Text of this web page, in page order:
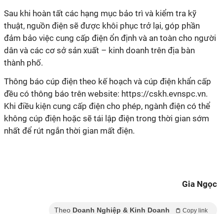
Sau khi hoàn tất các hạng mục bảo trì và kiểm tra kỹ
thuật, nguồn điện sẽ được khôi phục trở lại, góp phần
đảm bảo việc cung cấp điện ổn định và an toàn cho người
dân và các cơ sở sản xuất – kinh doanh trên địa bàn
thành phố.
Thông báo cúp điện theo kế hoạch và cúp điện khẩn cấp
đều có thông báo trên website: https://cskh.evnspc.vn.
Khi điều kiện cung cấp điện cho phép, ngành điện có thể
không cúp điện hoặc sẽ tái lập điện trong thời gian sớm
nhất để rút ngắn thời gian mất điện.
Gia Ngọc
Theo Doanh Nghiệp & Kinh Doanh Copy link